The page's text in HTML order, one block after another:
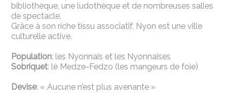
bibliothèque, une ludothèque et de nombreuses salles
de spectacle.
Grâce à son riche tissu associatif, Nyon est une ville
culturelle active.
Population: les Nyonnais et les Nyonnaises
Sobriquet: lè Medze-Fedzo (les mangeurs de foie)
Devise: « Aucune n’est plus avenante »